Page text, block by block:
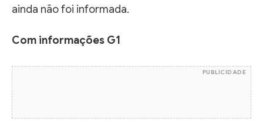
ainda não foi informada.
Com informações G1
PUBLICIDADE